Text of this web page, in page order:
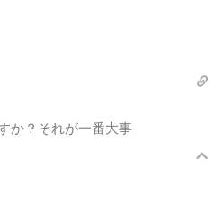
か？それが一番大事